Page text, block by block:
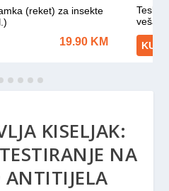
KISELJAK:
NA